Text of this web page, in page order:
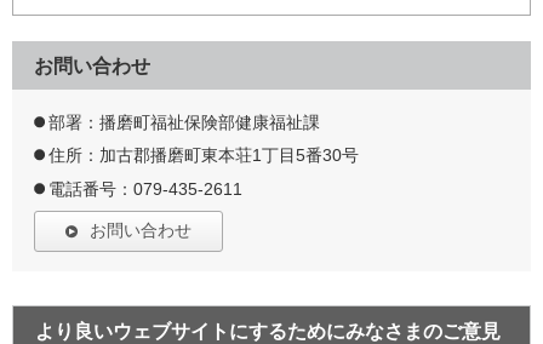
お問い合わせ
部署：播磨町福祉保険部健康福祉課
住所：加古郡播磨町東本荘1丁目5番30号
電話番号：079-435-2611
お問い合わせ
より良いウェブサイトにするためにみなさまのご意見